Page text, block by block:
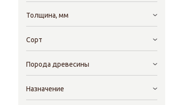
Толщина, мм
Сорт
Порода древесины
Назначение